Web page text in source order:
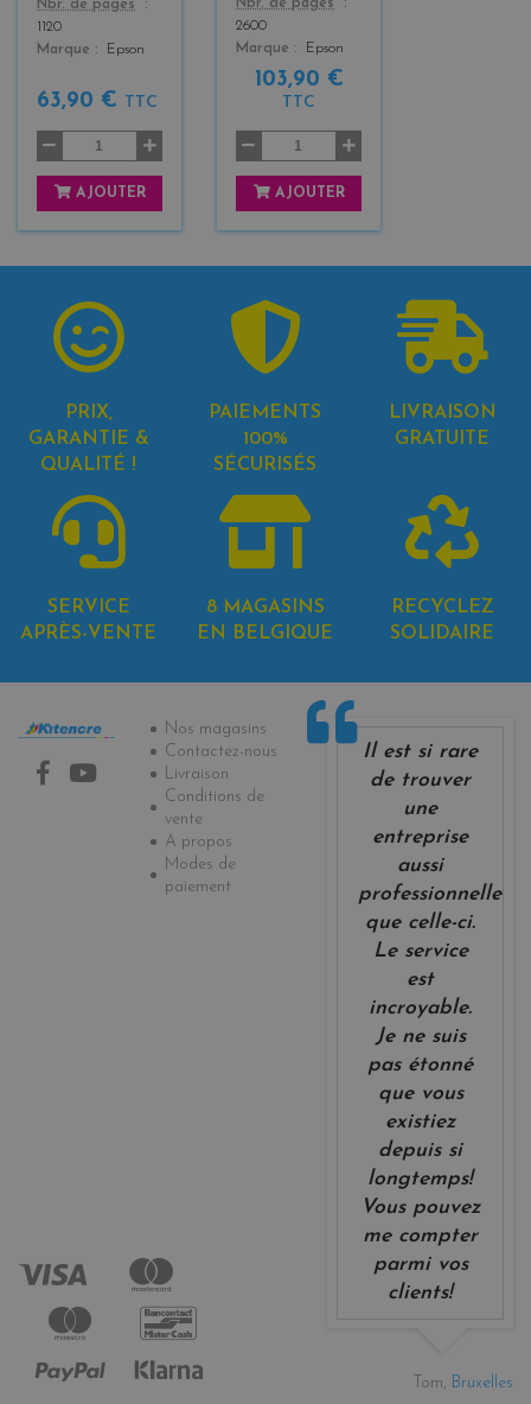
Color
Nbr. de pages
1120
Marque
Epson
63,90 € TTC
AJOUTER
Nbr. de pages
2600
Marque
Epson
103,90 €
TTC
AJOUTER
PRIX,
GARANTIE &
QUALITÉ !
PAIEMENTS
100%
SÉCURISÉS
LIVRAISON
GRATUITE
SERVICE
APRÈS-VENTE
8 MAGASINS
EN BELGIQUE
RECYCLEZ
SOLIDAIRE
Informations
Nos magasins
Contactez-nous
Livraison
Conditions de
vente
A propos
Modes de
paiement
Il est si rare
de trouver
une
entreprise
aussi
professionnelle
que celle-ci.
Le service
est
incroyable.
Je ne suis
pas étonné
que vous
existiez
depuis si
longtemps!
Vous pouvez
me compter
parmi vos
clients!
Tom, Bruxelles